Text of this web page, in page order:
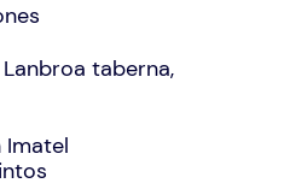
taberna,
Imatel